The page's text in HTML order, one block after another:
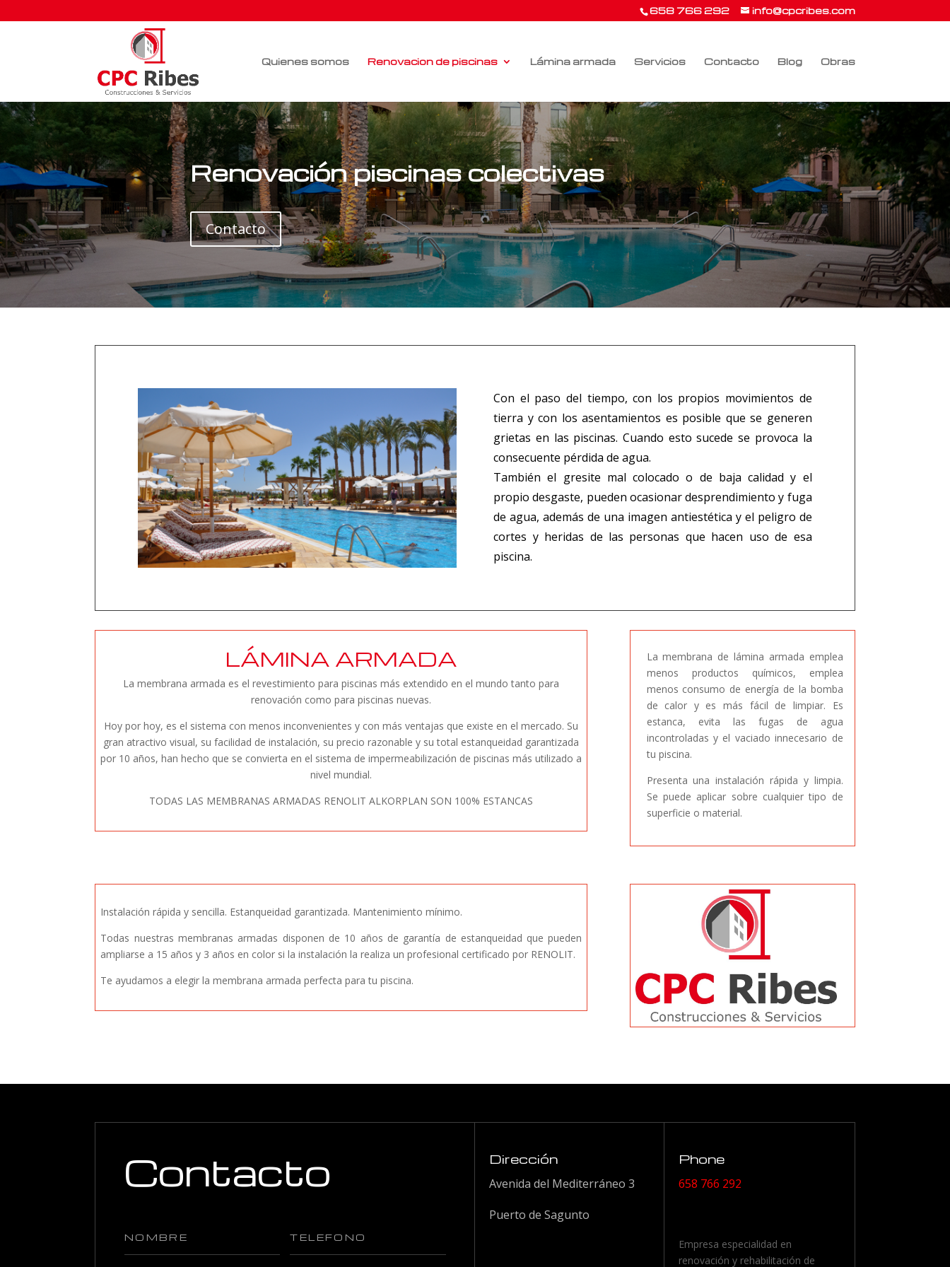
658 766 292 info@cpcribes.com
Quienes somos Renovacion de piscinas Lámina armada Servicios Contacto Blog Obras
Renovación piscinas colectivas
Contacto
Con el paso del tiempo, con los propios movimientos de
tierra y con los asentamientos es posible que se generen
grietas en las piscinas. Cuando esto sucede se provoca la
consecuente pérdida de agua.
También el gresite mal colocado o de baja calidad y el
propio desgaste, pueden ocasionar desprendimiento y fuga
de agua, además de una imagen antiestética y el peligro de
cortes y heridas de las personas que hacen uso de esa
piscina.
LÁMINA ARMADA
La membrana armada es el revestimiento para piscinas más extendido en el mundo tanto para
renovación como para piscinas nuevas.
Hoy por hoy, es el sistema con menos inconvenientes y con más ventajas que existe en el mercado. Su
gran atractivo visual, su facilidad de instalación, su precio razonable y su total estanqueidad garantizada
por 10 años, han hecho que se convierta en el sistema de impermeabilización de piscinas más utilizado a
nivel mundial.
TODAS LAS MEMBRANAS ARMADAS RENOLIT ALKORPLAN SON 100% ESTANCAS
La membrana de lámina armada emplea
menos productos químicos, emplea
menos consumo de energía de la bomba
de calor y es más fácil de limpiar. Es
estanca, evita las fugas de agua
incontroladas y el vaciado innecesario de
tu piscina.
Presenta una instalación rápida y limpia.
Se puede aplicar sobre cualquier tipo de
superficie o material.
Instalación rápida y sencilla. Estanqueidad garantizada. Mantenimiento mínimo.
Todas nuestras membranas armadas disponen de 10 años de garantía de estanqueidad que pueden
ampliarse a 15 años y 3 años en color si la instalación la realiza un profesional certificado por RENOLIT.
Te ayudamos a elegir la membrana armada perfecta para tu piscina.
Contacto Dirección
Avenida del Mediterráneo 3
Puerto de Sagunto
Phone
658 766 292
Empresa especialidad en
renovación y rehabilitación de